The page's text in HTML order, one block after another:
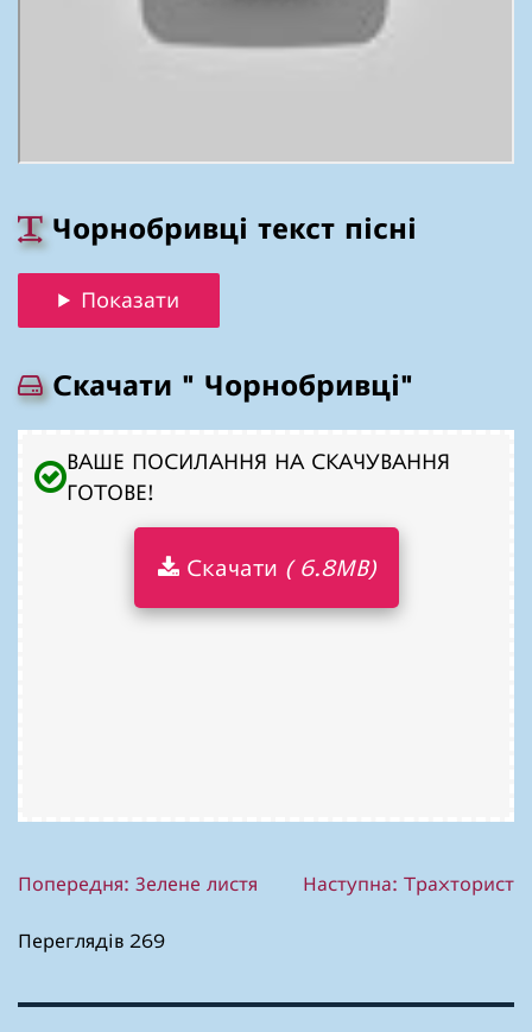
Чорнобривці текст пісні
Показати
Скачати " Чорнобривці"
ВАШЕ ПОСИЛАННЯ НА СКАЧУВАННЯ
ГОТОВЕ!
Скачати ( 6.8MB)
Навігація
записів
Попередня: Зелене листя Наступна: Траxторист
Переглядів 269